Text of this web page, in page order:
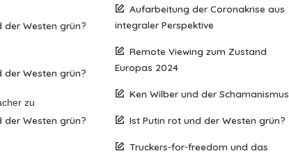
der Westen grün?
der Westen grün?
zu
der Westen grün?
Aufarbeitung der Coronakrise aus
integraler Perspektive
Remote Viewing zum Zustand
Europas 2024
Ken Wilber und der Schamanismus
Ist Putin rot und der Westen grün?
Truckers-for-freedom und das